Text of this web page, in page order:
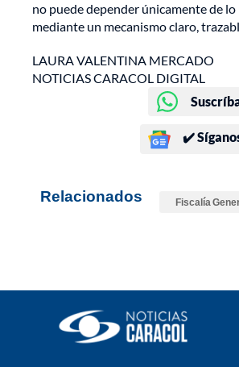
no puede depender únicamente de
mediante un mecanismo claro,
LAURA VALENTINA MERCADO
NOTICIAS CARACOL DIGITAL
✔️
Relacionados Fiscalía